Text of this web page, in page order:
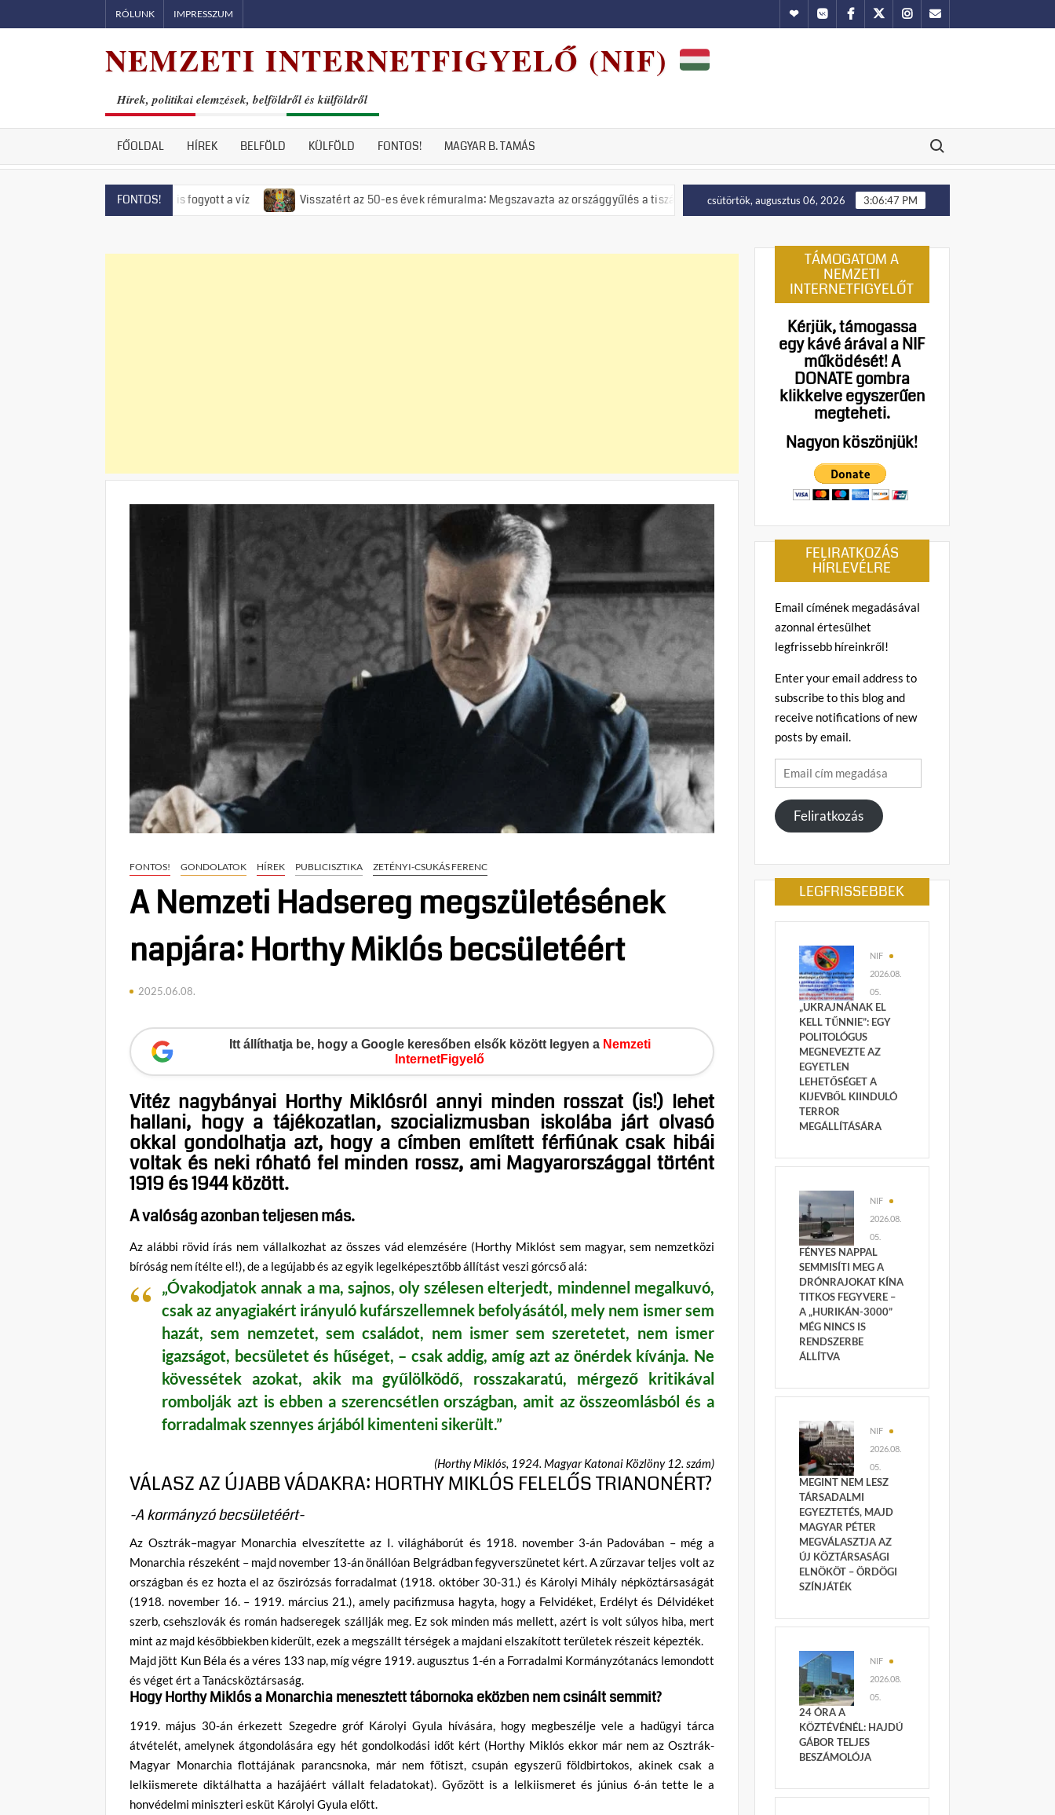
to
RÓLUNK IMPRESSZUM HundubVkontakte
Facebook
TwitterInstagram
Email
NEMZETI INTERNETFIGYELŐ (NIF)
Hírek, politikai elemzések, belföldről és külföldről
FŐOLDAL HÍREK BELFÖLD KÜLFÖLD FONTOS! MAGYAR B. TAMÁS
Search for:
FONTOS!
már el is fogyott a víz Visszatért az 50-es évek rémuralma: Megszavazta az országgyűlés a tiszás ÁVH felállítását! Putyin: Ukrajna nyugati területei előbb-utóbb
csütörtök, augusztus 06, 2026 3:06:48 PM
FONTOS! GONDOLATOK HÍREK PUBLICISZTIKA ZETÉNYI-CSUKÁS FERENC
A Nemzeti Hadsereg megszületésének
napjára: Horthy Miklós becsületéért
2025.06.08.
Itt állíthatja be, hogy a Google keresőben elsők között legyen a Nemzeti
InternetFigyelő
Vitéz nagybányai Horthy Miklósról annyi minden rosszat (is!) lehet
hallani, hogy a tájékozatlan, szocializmusban iskolába járt olvasó
okkal gondolhatja azt, hogy a címben említett férfiúnak csak hibái
voltak és neki róható fel minden rossz, ami Magyarországgal történt
1919 és 1944 között.
A valóság azonban teljesen más.
Az alábbi rövid írás nem vállalkozhat az összes vád elemzésére (Horthy Miklóst sem magyar, sem nemzetközi
bíróság nem ítélte el!), de a legújabb és az egyik legelképesztőbb állítást veszi górcső alá:
„Óvakodjatok annak a ma, sajnos, oly szélesen elterjedt, mindennel megalkuvó,
csak az anyagiakért irányuló kufárszellemnek befolyásától, mely nem ismer sem
hazát, sem nemzetet, sem családot, nem ismer sem szeretetet, nem ismer
igazságot, becsületet és hűséget, – csak addig, amíg azt az önérdek kívánja. Ne
kövessétek azokat, akik ma gyűlölködő, rosszakaratú, mérgező kritikával
rombolják azt is ebben a szerencsétlen országban, amit az összeomlásból és a
forradalmak szennyes árjából kimenteni sikerült.”
(Horthy Miklós, 1924. Magyar Katonai Közlöny 12. szám)
VÁLASZ AZ ÚJABB VÁDAKRA: HORTHY MIKLÓS FELELŐS TRIANONÉRT?
-A kormányzó becsületéért-
Az Osztrák–magyar Monarchia elveszítette az I. világháborút és 1918. november 3-án Padovában – még a
Monarchia részeként – majd november 13-án önállóan Belgrádban fegyverszünetet kért. A zűrzavar teljes volt az
országban és ez hozta el az őszirózsás forradalmat (1918. október 30-31.) és Károlyi Mihály népköztársaságát
(1918. november 16. – 1919. március 21.), amely pacifizmusa hagyta, hogy a Felvidéket, Erdélyt és Délvidéket
szerb, csehszlovák és román hadseregek szállják meg. Ez sok minden más mellett, azért is volt súlyos hiba, mert
mint az majd későbbiekben kiderült, ezek a megszállt térségek a majdani elszakított területek részeit képezték.
Majd jött Kun Béla és a véres 133 nap, míg végre 1919. augusztus 1-én a Forradalmi Kormányzótanács lemondott
és véget ért a Tanácsköztársaság.
Hogy Horthy Miklós a Monarchia menesztett tábornoka eközben nem csinált semmit?
1919. május 30-án érkezett Szegedre gróf Károlyi Gyula hívására, hogy megbeszélje vele a hadügyi tárca
átvételét, amelynek átgondolására egy hét gondolkodási időt kért (Horthy Miklós ekkor már nem az Osztrák-
Magyar Monarchia flottájának parancsnoka, már nem főtiszt, csupán egyszerű földbirtokos, akinek csak a
lelkiismerete diktálhatta a hazájáért vállalt feladatokat). Győzött is a lelkiismeret és június 6-án tette le a
honvédelmi miniszteri esküt Károlyi Gyula előtt.
TÁMOGATOM A
NEMZETI
INTERNETFIGYELŐT
Kérjük, támogassa
egy kávé árával a NIF
működését!A
DONATE gombra
klikkelve egyszerűen
megteheti.
Nagyon köszönjük!
FELIRATKOZÁS
HÍRLEVÉLRE
Email címének megadásával
azonnal értesülhet
legfrissebb híreinkről!
Enter your email address to
subscribe to this blog and
receive notifications of new
posts by email.
Email
cím
megadása
Feliratkozás
LEGFRISSEBBEK
NIF
2026.08.
05.
„UKRAJNÁNAK EL
KELL TŰNNIE”: EGY
POLITOLÓGUS
MEGNEVEZTE AZ
EGYETLEN
LEHETŐSÉGET A
KIJEVBŐL KIINDULÓ
TERROR
MEGÁLLÍTÁSÁRA
NIF
2026.08.
05.
FÉNYES NAPPAL
SEMMISÍTI MEG A
DRÓNRAJOKAT KÍNA
TITKOS FEGYVERE –
A „HURIKÁN-3000”
MÉG NINCS IS
RENDSZERBE
ÁLLÍTVA
NIF
2026.08.
05.
MEGINT NEM LESZ
TÁRSADALMI
EGYEZTETÉS, MAJD
MAGYAR PÉTER
MEGVÁLASZTJA AZ
ÚJ KÖZTÁRSASÁGI
ELNÖKÖT – ÖRDÖGI
SZÍNJÁTÉK
NIF
2026.08.
05.
24 ÓRA A
KÖZTÉVÉNÉL: HAJDÚ
GÁBOR TELJES
BESZÁMOLÓJA